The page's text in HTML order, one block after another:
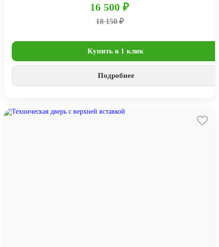
16 500 ₽
18 150 ₽
Купить в 1 клик
Подробнее